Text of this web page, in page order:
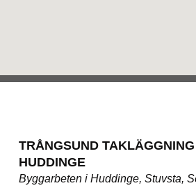
TRÅNGSUND
HUDDINGE
Byggarbeten i Huddinge, Stuvsta,